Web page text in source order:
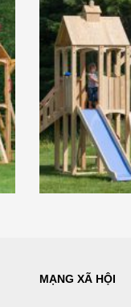
MẠNG XÃ HỘI